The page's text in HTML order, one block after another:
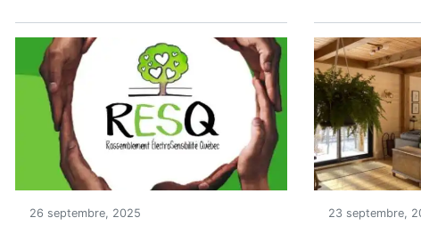
26 septembre, 2025 23 septembre,